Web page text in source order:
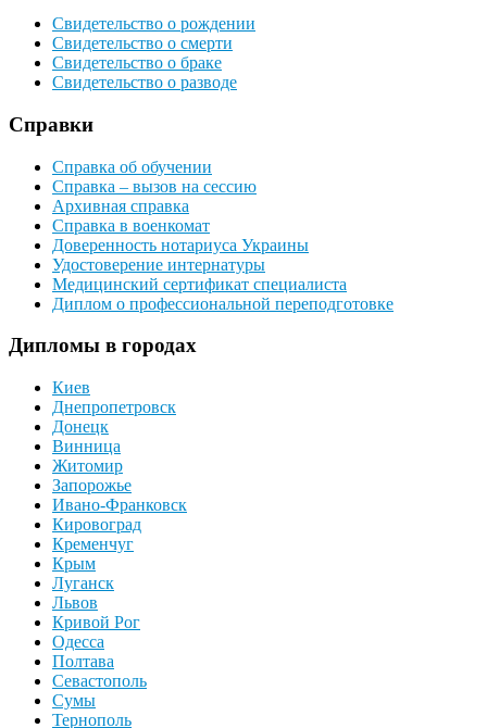
Свидетельство о рождении
Свидетельство о смерти
Свидетельство о браке
Свидетельство о разводе
Справки
Справка об обучении
Справка – вызов на сессию
Архивная справка
Справка в военкомат
Доверенность нотариуса Украины
Удостоверение интернатуры
Медицинский сертификат специалиста
Диплом о профессиональной переподготовке
Дипломы в городах
Киев
Днепропетровск
Донецк
Винница
Житомир
Запорожье
Ивано-Франковск
Кировоград
Кременчуг
Крым
Луганск
Львов
Кривой Рог
Одесса
Полтава
Севастополь
Сумы
Тернополь